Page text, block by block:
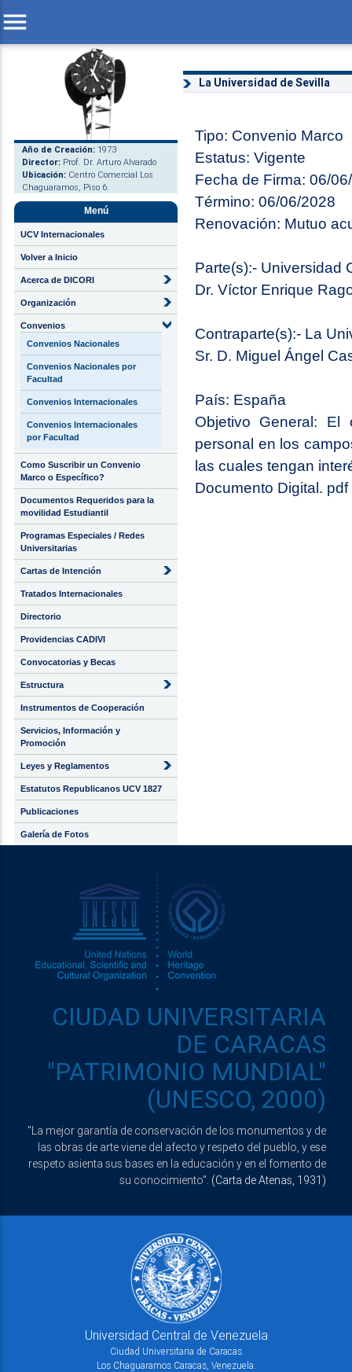
menu
Año de Creación: 1973
Director: Prof. Dr. Arturo Alvarado
Ubicación: Centro Comercial Los
Chaguaramos, Piso 6.
Menú
UCV Internacionales
Volver a Inicio
Acerca de DICORI
Organización
Convenios
Convenios Nacionales
Convenios Nacionales por
Facultad
Convenios Internacionales
Convenios Internacionales
por Facultad
Como Suscribir un Convenio
Marco o Específico?
Documentos Requeridos para la
movilidad Estudiantil
Programas Especiales / Redes
Universitarias
Cartas de Intención
Tratados Internacionales
Directorio
Providencias CADIVI
Convocatorias y Becas
Estructura
Instrumentos de Cooperación
Servicios, Información y
Promoción
Leyes y Reglamentos
Estatutos Republicanos UCV 1827
Publicaciones
Galería de Fotos
La Universidad de Sevilla
Tipo: Convenio Marco
Estatus: Vigente
Fecha de Firma: 06/
Término: 06/06/2028
Renovación: Mutuo
Parte(s):- Universidad
Dr. Víctor Enrique
Contraparte(s):- La
Sr. D. Miguel Ángel
País: España
Objetivo General: El
personal en los
las cuales tengan
Documento Digital. pdf
CIUDAD UNIVERSITARIA
DE CARACAS
"PATRIMONIO MUNDIAL"
(UNESCO, 2000)
"La mejor garantía de conservación de los monumentos y de
las obras de arte viene del afecto y respeto del pueblo, y ese
respeto asienta sus bases en la educación y en el fomento de
su conocimiento". (Carta de Atenas, 1931)
Universidad Central de Venezuela
Ciudad Universitaria de Caracas
Los Chaguaramos Caracas, Venezuela.